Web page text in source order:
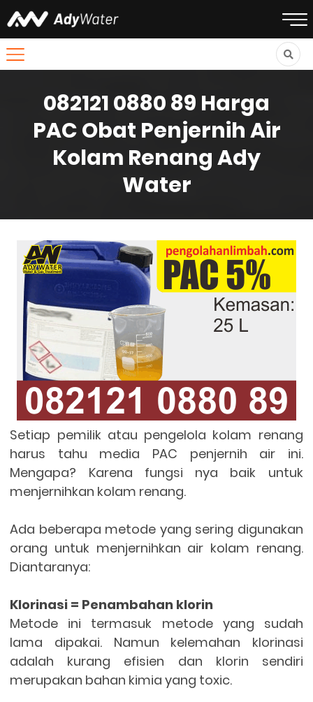
082121 0880 89 Harga
PAC Obat Penjernih Air
Kolam Renang Ady
Water
Setiap pemilik atau pengelola kolam renang
harus tahu media PAC penjernih air ini.
Mengapa? Karena fungsi nya baik untuk
menjernihkan kolam renang.
Ada beberapa metode yang sering digunakan
orang untuk menjernihkan air kolam renang.
Diantaranya:
Klorinasi = Penambahan klorin
Metode ini termasuk metode yang sudah
lama dipakai. Namun kelemahan klorinasi
adalah kurang efisien dan klorin sendiri
merupakan bahan kimia yang toxic.